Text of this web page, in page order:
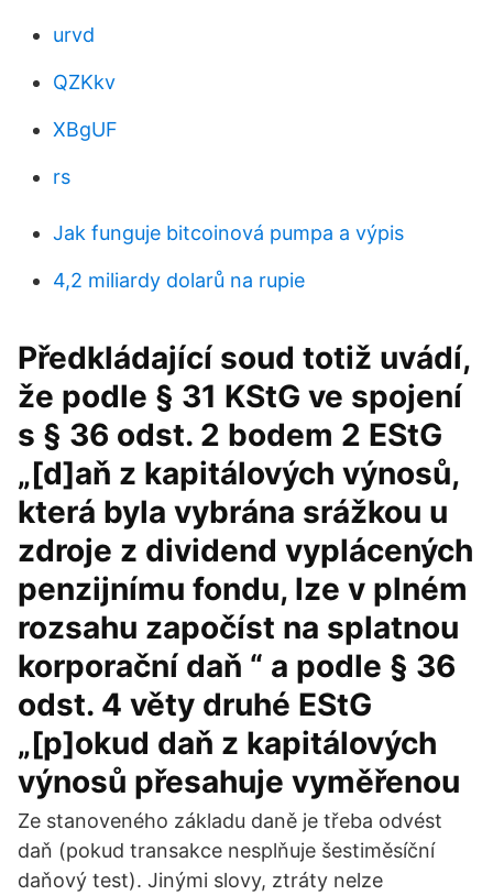
urvd
QZKkv
XBgUF
rs
Jak funguje bitcoinová pumpa a výpis
4,2 miliardy dolarů na rupie
Předkládající soud totiž uvádí,
že podle § 31 KStG ve spojení
s § 36 odst. 2 bodem 2 EStG
„[d]aň z kapitálových výnosů,
která byla vybrána srážkou u
zdroje z dividend vyplácených
penzijnímu fondu, lze v plném
rozsahu započíst na splatnou
korporační daň “ a podle § 36
odst. 4 věty druhé EStG
„[p]okud daň z kapitálových
výnosů přesahuje vyměřenou
Ze stanoveného základu daně je třeba odvést
daň (pokud transakce nesplňuje šestiměsíční
daňový test). Jinými slovy, ztráty nelze